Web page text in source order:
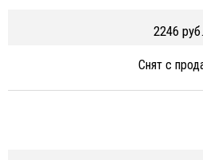
2246 руб.
Снят с